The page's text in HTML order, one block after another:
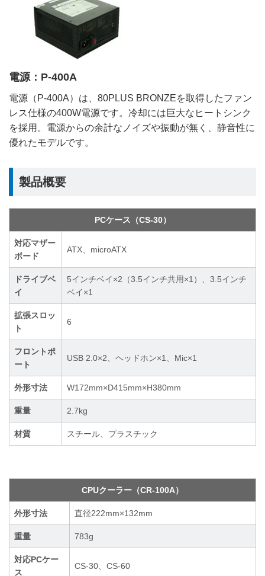
電源：P-400A
電源（P-400A）は、80PLUS BRONZEを取得したファン
レス仕様の400W電源です。冷却には巨大なヒートシンク
を採用。電源からの余計なノイズや振動が無く、静音性に
優れたモデルです。
製品概要
PCケース（CS-30）
対応マザー
ボード
ATX、microATX
ドライブベ
イ
5インチベイ×2（3.5インチ共用×1）、3.5インチ
ベイ×1
拡張スロッ
ト
6
フロントポ
ート
USB 2.0×2、ヘッドホン×1、Mic×1
外形寸法 W172mm×D415mm×H380mm
重量 2.7kg
材質 スチール、プラスチック
CPUクーラー（CR-100A）
外形寸法 直径222mm×132mm
重量 783g
対応PCケー
ス
CS-30、CS-60